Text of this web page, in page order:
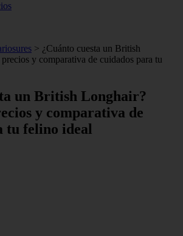
> ¿Cuánto cuesta un British
y comparativa de cuidados para tu
un British Longhair?
y comparativa de
tu felino ideal